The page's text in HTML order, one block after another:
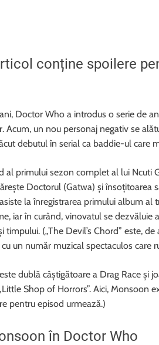
conține spoilere
Doctor Who a introdus o serie de
Acum, un nou personaj negativ se
debutul în serial ca baddie-ul care
al primului sezon complet al lui Ncuti
Doctorul (Gatwa) și
la înregistrarea primului album al
iar în curând, vinovatul se dezvăluie
timpului. („The Devil’s Chord” este,
un număr muzical spectaculos care
dublă câștigătoare a Drag Race și
Shop of Horrors”. Aici, Monsoon
pentru episod urmează.)
în Doctor Who